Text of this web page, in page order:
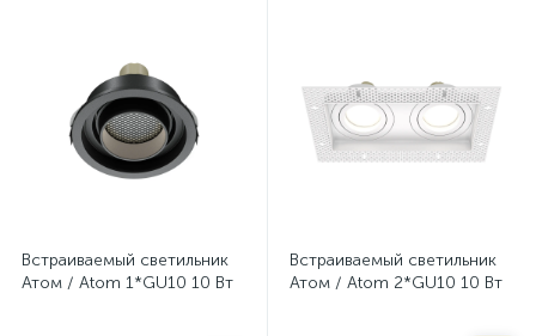
Встраиваемый светильник
Атом / Atom 1*GU10 10 Вт
Встраиваемый светильник
Атом / Atom 2*GU10 10 Вт